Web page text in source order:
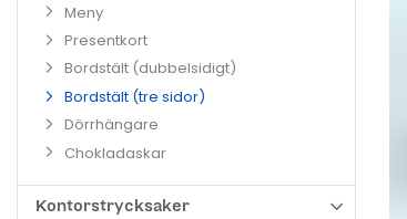
Meny
Presentkort
Bordstält (dubbelsidigt)
Bordstält (tre sidor)
Dörrhängare
Chokladaskar
Kontorstrycksaker